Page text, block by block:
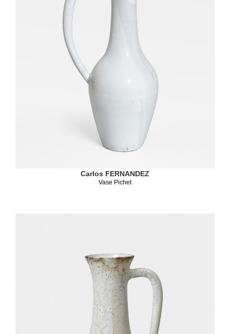
Carlos FERNANDEZ
Vase Pichet